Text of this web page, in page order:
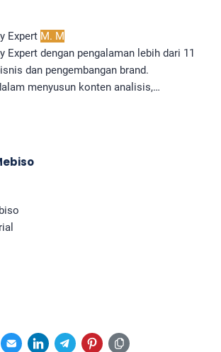
Expert M. M
Expert dengan pengalaman lebih dari 11
dan pengembangan brand.
menyusun konten analisis,…